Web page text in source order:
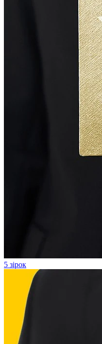
5 зірок